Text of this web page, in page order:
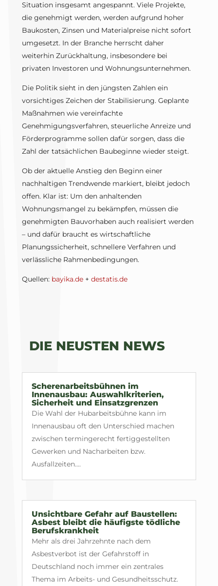
Situation insgesamt angespannt. Viele Projekte,
die genehmigt werden, werden aufgrund hoher
Baukosten, Zinsen und Materialpreise nicht sofort
umgesetzt. In der Branche herrscht daher
weiterhin Zurückhaltung, insbesondere bei
privaten Investoren und Wohnungsunternehmen.
Die Politik sieht in den jüngsten Zahlen ein
vorsichtiges Zeichen der Stabilisierung. Geplante
Maßnahmen wie vereinfachte
Genehmigungsverfahren, steuerliche Anreize und
Förderprogramme sollen dafür sorgen, dass die
Zahl der tatsächlichen Baubeginne wieder steigt.
Ob der aktuelle Anstieg den Beginn einer
nachhaltigen Trendwende markiert, bleibt jedoch
offen. Klar ist: Um den anhaltenden
Wohnungsmangel zu bekämpfen, müssen die
genehmigten Bauvorhaben auch realisiert werden
– und dafür braucht es wirtschaftliche
Planungssicherheit, schnellere Verfahren und
verlässliche Rahmenbedingungen.
Quellen: bayika.de+ destatis.de
DIE NEUSTEN NEWS
Scherenarbeitsbühnen im
Innenausbau: Auswahlkriterien,
Sicherheit und Einsatzgrenzen
Die Wahl der Hubarbeitsbühne kann im
Innenausbau oft den Unterschied machen
zwischen termingerecht fertiggestellten
Gewerken und Nacharbeiten bzw.
Ausfallzeiten....
Unsichtbare Gefahr auf Baustellen:
Asbest bleibt die häufigste tödliche
Berufskrankheit
Mehr als drei Jahrzehnte nach dem
Asbestverbot ist der Gefahrstoff in
Deutschland noch immer ein zentrales
Thema im Arbeits- und Gesundheitsschutz.